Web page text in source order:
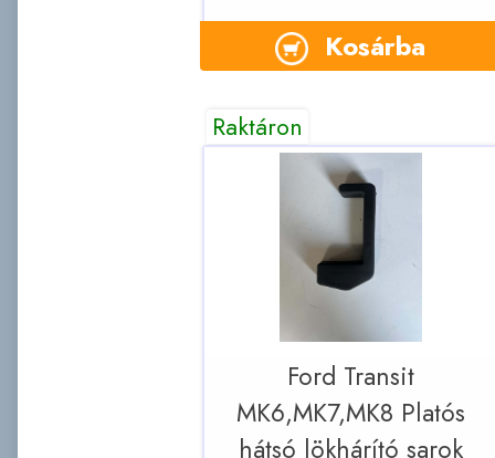
Kosárba
Raktáron
Ford Transit
MK6,MK7,MK8 Platós
hátsó lökhárító sarok